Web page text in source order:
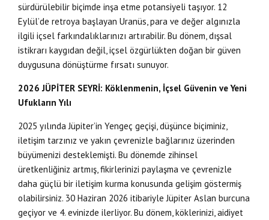
sürdürülebilir biçimde inşa etme potansiyeli taşıyor. 12
Eylül’de retroya başlayan Uranüs, para ve değer algınızla
ilgili içsel farkındalıklarınızı artırabilir. Bu dönem, dışsal
istikrarı kaygıdan değil, içsel özgürlükten doğan bir güven
duygusuna dönüştürme fırsatı sunuyor.
2026 JÜPİTER SEYRİ: Köklenmenin, İçsel Güvenin ve Yeni
Ufukların Yılı
2025 yılında Jüpiter’in Yengeç geçişi, düşünce biçiminiz,
iletişim tarzınız ve yakın çevrenizle bağlarınız üzerinden
büyümenizi desteklemişti. Bu dönemde zihinsel
üretkenliğiniz artmış, fikirlerinizi paylaşma ve çevrenizle
daha güçlü bir iletişim kurma konusunda gelişim göstermiş
olabilirsiniz. 30 Haziran 2026 itibariyle Jüpiter Aslan burcuna
geçiyor ve 4. evinizde ilerliyor. Bu dönem, köklerinizi, aidiyet